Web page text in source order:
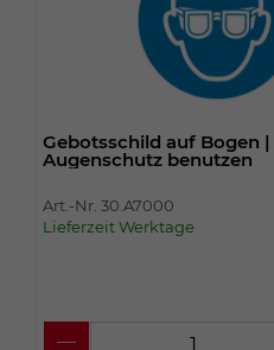
Gebotsschild auf Bogen |
Augenschutz benutzen
Art.-Nr. 30.A7000
Lieferzeit Werktage